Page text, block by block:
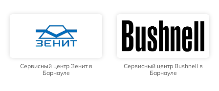
Сервисный центр Зенит в
Барнауле
Сервисный центр Bushnell в
Барнауле